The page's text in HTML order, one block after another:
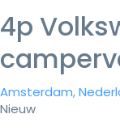
4p
Amsterdam,
Nieuw